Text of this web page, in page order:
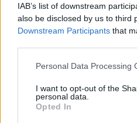
IAB’s list of downstream
also be disclosed by us to third
Downstream Participants that
Personal Data Processing
I want to opt-out of the
personal data.
Opted In